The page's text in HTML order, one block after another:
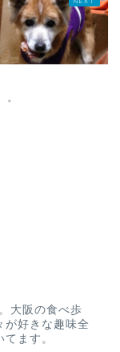
大阪の食べ歩
が好きな趣味全
ます。